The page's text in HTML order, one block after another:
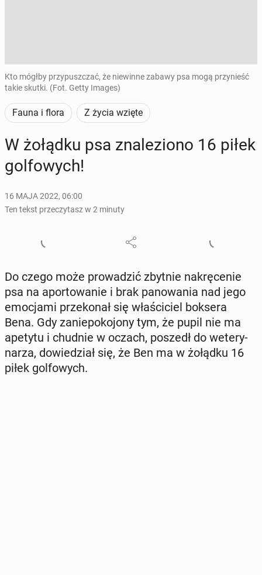
Kto mógłby przypuszczać, że niewinne zabawy psa mogą przynieść
takie skutki. (Fot. Getty Images)
Fauna i flora Z życia wzięte
W żołądku psa zna­le­zio­no 16 piłek
gol­fo­wych!
16 MAJA 2022, 06:00
Ten tekst przeczytasz w 2 minuty
Do czego może pro­wa­dzić zbytnie na­krę­ce­nie
psa na apor­to­wa­nie i brak pa­no­wa­nia nad jego
emo­cja­mi prze­ko­nał się wła­ści­ciel boksera
Bena. Gdy za­nie­po­ko­jo­ny tym, że pupil nie ma
apetytu i chudnie w oczach, poszedł do we­te­ry­
na­rza, do­wie­dział się, że Ben ma w żołądku 16
piłek gol­fo­wych.